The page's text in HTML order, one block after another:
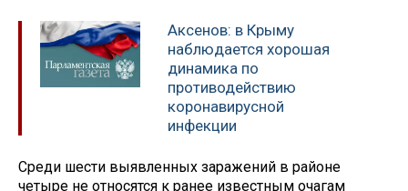
Аксенов: в Крыму
наблюдается хорошая
динамика по
противодействию
коронавирусной
инфекции
Среди шести выявленных заражений в районе
четыре не относятся к ранее известным очагам